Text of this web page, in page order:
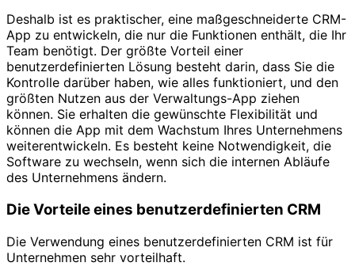
Deshalb ist es praktischer, eine maßgeschneiderte CRM-
App zu entwickeln, die nur die Funktionen enthält, die Ihr
Team benötigt. Der größte Vorteil einer
benutzerdefinierten Lösung besteht darin, dass Sie die
Kontrolle darüber haben, wie alles funktioniert, und den
größten Nutzen aus der Verwaltungs-App ziehen
können. Sie erhalten die gewünschte Flexibilität und
können die App mit dem Wachstum Ihres Unternehmens
weiterentwickeln. Es besteht keine Notwendigkeit, die
Software zu wechseln, wenn sich die internen Abläufe
des Unternehmens ändern.
Die Vorteile eines benutzerdefinierten CRM
Die Verwendung eines benutzerdefinierten CRM ist für
Unternehmen sehr vorteilhaft.